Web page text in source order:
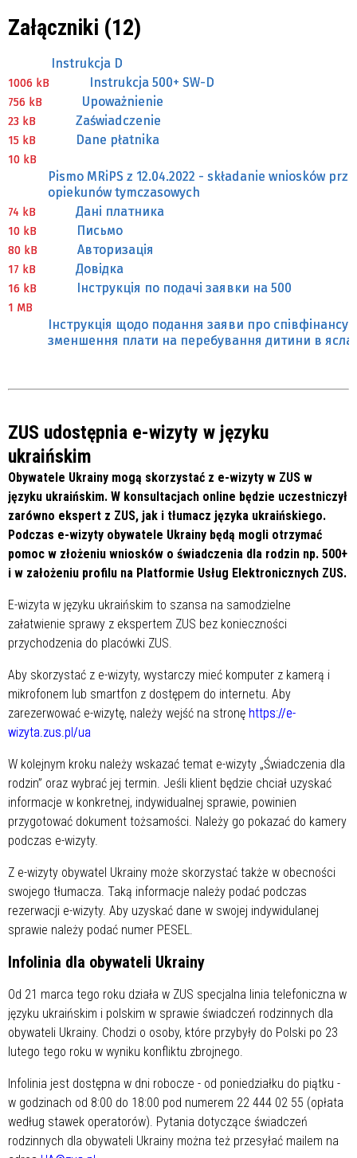
Załączniki (12)
Instrukcja D
1006 kB Instrukcja 500+ SW-D
756 kB Upoważnienie
23 kB Zaświadczenie
15 kB Dane płatnika
10 kB
Pismo MRiPS z 12.04.2022 - składanie wniosków
opiekunów tymczasowych
74 kB Дані платника
10 kB Письмо
80 kB Авторизація
17 kB Довідка
16 kB Інструкція по подачі заявки на 500
1 MB
Інструкція щодо подання заяви про
зменшення плати на перебування дитини в
ZUS udostępnia e-wizyty w języku
ukraińskim
Obywatele Ukrainy mogą skorzystać z e-wizyty w ZUS w
języku ukraińskim. W konsultacjach online będzie uczestniczył
zarówno ekspert z ZUS, jak i tłumacz języka ukraińskiego.
Podczas e-wizyty obywatele Ukrainy będą mogli otrzymać
pomoc w złożeniu wniosków o świadczenia dla rodzin np. 500+
i w założeniu profilu na Platformie Usług Elektronicznych ZUS.
E-wizyta w języku ukraińskim to szansa na samodzielne
załatwienie sprawy z ekspertem ZUS bez konieczności
przychodzenia do placówki ZUS.
Aby skorzystać z e-wizyty, wystarczy mieć komputer z kamerą i
mikrofonem lub smartfon z dostępem do internetu. Aby
zarezerwować e-wizytę, należy wejść na stronę https://e-
wizyta.zus.pl/ua
W kolejnym kroku należy wskazać temat e-wizyty „Świadczenia dla
rodzin” oraz wybrać jej termin. Jeśli klient będzie chciał uzyskać
informacje w konkretnej, indywidualnej sprawie, powinien
przygotować dokument tożsamości. Należy go pokazać do kamery
podczas e-wizyty.
Z e-wizyty obywatel Ukrainy może skorzystać także w obecności
swojego tłumacza. Taką informacje należy podać podczas
rezerwacji e-wizyty. Aby uzyskać dane w swojej indywidulanej
sprawie należy podać numer PESEL.
Infolinia dla obywateli Ukrainy
Od 21 marca tego roku działa w ZUS specjalna linia telefoniczna w
języku ukraińskim i polskim w sprawie świadczeń rodzinnych dla
obywateli Ukrainy. Chodzi o osoby, które przybyły do Polski po 23
lutego tego roku w wyniku konfliktu zbrojnego.
Infolinia jest dostępna w dni robocze - od poniedziałku do piątku -
w godzinach od 8:00 do 18:00 pod numerem 22 444 02 55 (opłata
według stawek operatorów). Pytania dotyczące świadczeń
rodzinnych dla obywateli Ukrainy można też przesyłać mailem na